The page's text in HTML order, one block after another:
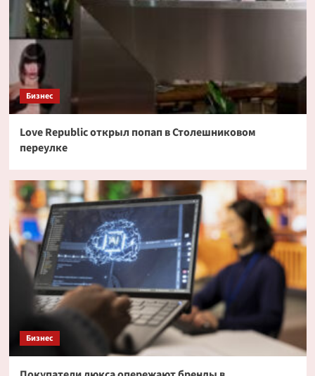
Бизнес
Love Republic открыл попап в Столешниковом
переулке
Бизнес